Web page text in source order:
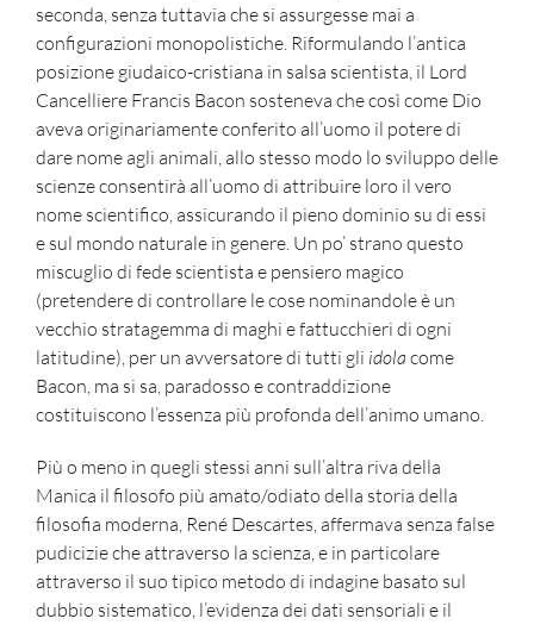
seconda, senza tuttavia che si assurgesse mai a
configurazioni monopolistiche. Riformulando l’antica
posizione giudaico-cristiana in salsa scientista, il Lord
Cancelliere Francis Bacon sosteneva che così come Dio
aveva originariamente conferito all’uomo il potere di
dare nome agli animali, allo stesso modo lo sviluppo delle
scienze consentirà all’uomo di attribuire loro il vero
nome scientifico, assicurando il pieno dominio su di essi
e sul mondo naturale in genere. Un po’ strano questo
miscuglio di fede scientista e pensiero magico
(pretendere di controllare le cose nominandole è un
vecchio stratagemma di maghi e fattucchieri di ogni
latitudine), per un avversatore di tutti gli idola come
Bacon, ma si sa, paradosso e contraddizione
costituiscono l’essenza più profonda dell’animo umano.
Più o meno in quegli stessi anni sull’altra riva della
Manica il filosofo più amato/odiato della storia della
filosofia moderna, René Descartes, affermava senza false
pudicizie che attraverso la scienza, e in particolare
attraverso il suo tipico metodo di indagine basato sul
dubbio sistematico, l’evidenza dei dati sensoriali e il